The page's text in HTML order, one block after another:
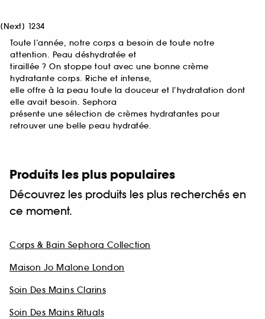
[Next] 1234
Toute l’année, notre corps a besoin de toute notre
attention. Peau déshydratée et
tiraillée ? On stoppe tout avec une bonne crème
hydratante corps. Riche et intense,
elle offre à la peau toute la douceur et l’hydratation dont
elle avait besoin. Sephora
présente une sélection de crèmes hydratantes pour
retrouver une belle peau hydratée.
Produits les plus populaires
Découvrez les produits les plus recherchés en
ce moment.
Corps & Bain Sephora Collection
Maison Jo Malone London
Soin Des Mains Clarins
Soin Des Mains Rituals